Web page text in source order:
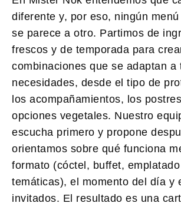
diferente y, por eso, ningún
se parece a otro. Partimos de
frescos y de temporada para
combinaciones que se adaptan a
necesidades, desde el tipo de
los acompañamientos, los
opciones vegetales. Nuestro
escucha primero y propone
orientamos sobre qué funciona
formato (cóctel, buffet,
temáticas), el momento del día y
invitados. El resultado es una